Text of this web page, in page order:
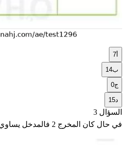
7
ب14
ج0
15
السؤال 3
في حال كان المخرج 2 فالمدخل يساوي: